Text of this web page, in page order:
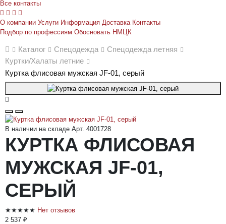
Все контакты
О компании Услуги Информация Доставка Контакты
Подбор по профессиям Обосновать НМЦК
Каталог Спецодежда
Спецодежда летняя
Куртки/Халаты летние
Куртка флисовая мужская JF-01, серый
В наличии на складе Арт. 4001728
КУРТКА ФЛИСОВАЯ
МУЖСКАЯ JF-01,
СЕРЫЙ
★★★★★ Нет отзывов
2 537 ₽